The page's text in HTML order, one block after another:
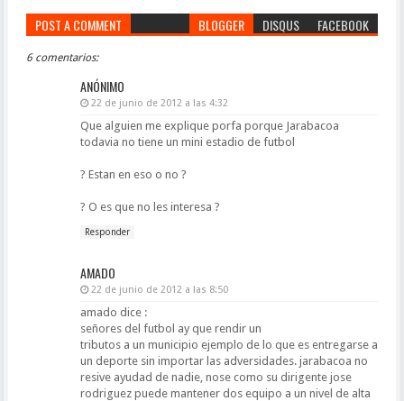
POST A COMMENT BLOGGER DISQUS FACEBOOK
6 comentarios:
ANÓNIMO
22 de junio de 2012 a las 4:32
Que alguien me explique porfa porque Jarabacoa
todavia no tiene un mini estadio de futbol
? Estan en eso o no ?
? O es que no les interesa ?
Responder
AMADO
22 de junio de 2012 a las 8:50
amado dice :
señores del futbol ay que rendir un
tributos a un municipio ejemplo de lo que es entregarse a
un deporte sin importar las adversidades. jarabacoa no
resive ayudad de nadie, nose como su dirigente jose
rodriguez puede mantener dos equipo a un nivel de alta